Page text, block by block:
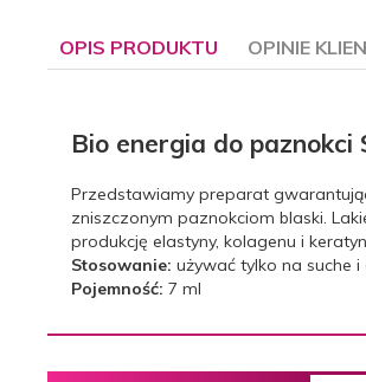
OPIS PRODUKTU OPINIE
Bio energia do
Przedstawiamy preparat
zniszczonym paznokciom blaski.
produkcję elastyny, kolagenu i
Stosowanie: używać tylko na suche
Pojemność: 7 ml